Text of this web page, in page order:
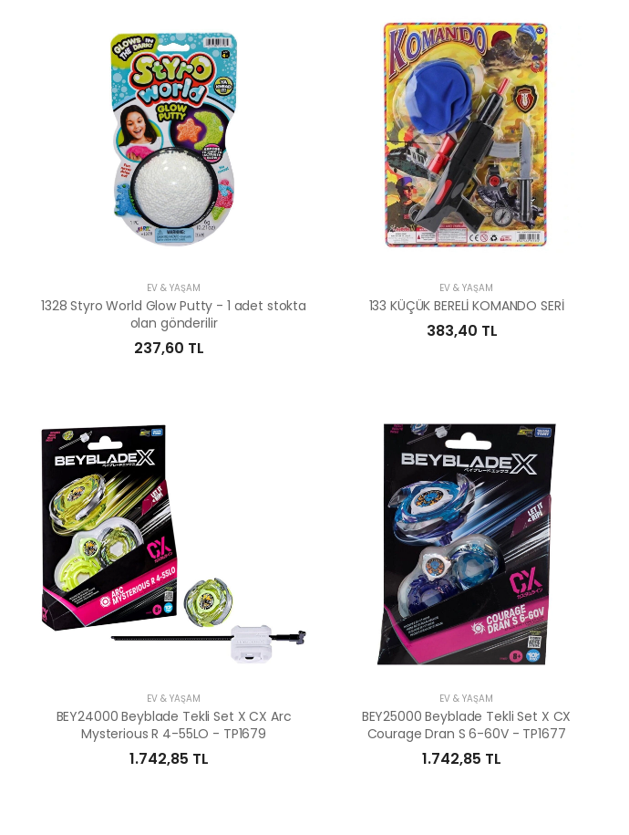
EV & YAŞAM
1328 Styro World Glow Putty - 1 adet stokta
olan gönderilir
237,60 TL
EV & YAŞAM
133 KÜÇÜK BERELİ KOMANDO SERİ
383,40 TL
EV & YAŞAM
BEY24000 Beyblade Tekli Set X CX Arc
Mysterious R 4-55LO - TP1679
1.742,85 TL
EV & YAŞAM
BEY25000 Beyblade Tekli Set X CX
Courage Dran S 6-60V - TP1677
1.742,85 TL